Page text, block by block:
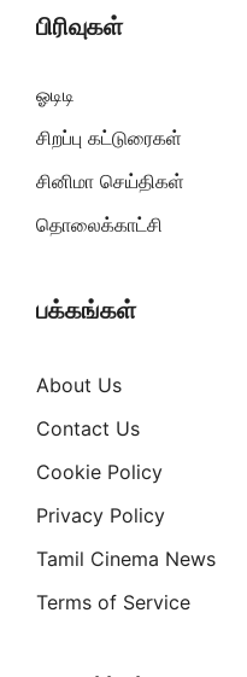
பிரிவுகள்
ஓடிடி
சிறப்பு கட்டுரைகள்
சினிமா செய்திகள்
தொலைக்காட்சி
பக்கங்கள்
About Us
Contact Us
Cookie Policy
Privacy Policy
Tamil Cinema News
Terms of Service